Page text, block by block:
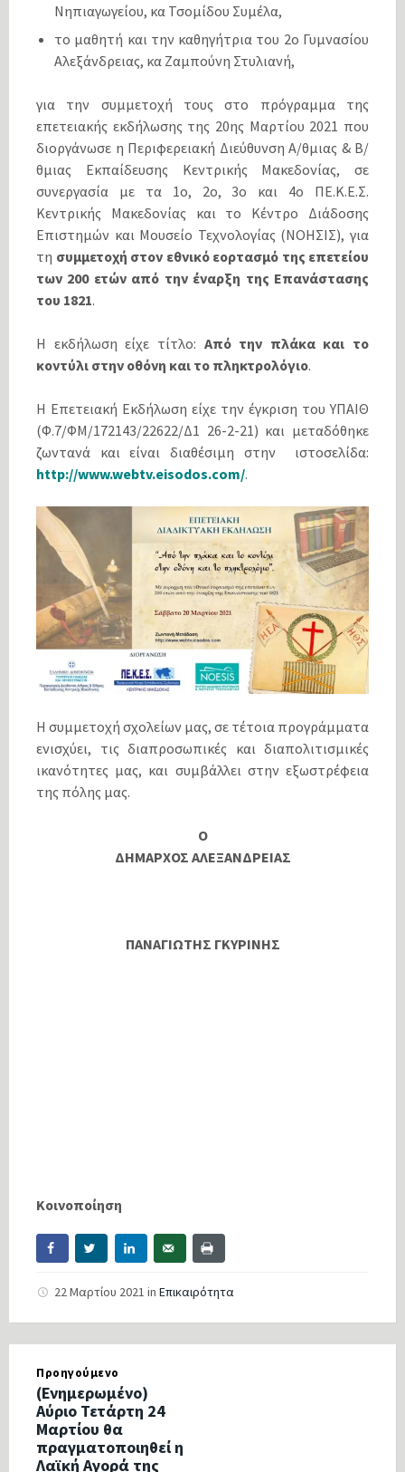
Νηπιαγωγείου, κα Τσομίδου Συμέλα,
το μαθητή και την καθηγήτρια του 2ο Γυμνασίου
Αλεξάνδρειας, κα Ζαμπούνη Στυλιανή,
για την συμμετοχή τους στο πρόγραμμα της
επετειακής εκδήλωσης της 20ης Μαρτίου 2021 που
διοργάνωσε η Περιφερειακή Διεύθυνση Α/θμιας & Β/
θμιας Εκπαίδευσης Κεντρικής Μακεδονίας, σε
συνεργασία με τα 1ο, 2ο, 3ο και 4ο ΠΕ.Κ.Ε.Σ.
Κεντρικής Μακεδονίας και το Κέντρο Διάδοσης
Επιστημών και Μουσείο Τεχνολογίας (ΝΟΗΣΙΣ), για
τη συμμετοχή στον εθνικό εορτασμό της επετείου
των 200 ετών από την έναρξη της Επανάστασης
του 1821.
Η εκδήλωση είχε τίτλο: Από την πλάκα και το
κοντύλι στην οθόνη και το πληκτρολόγιο.
Η Επετειακή Εκδήλωση είχε την έγκριση του ΥΠΑΙΘ
(Φ.7/ΦΜ/172143/22622/Δ1 26-2-21) και μεταδόθηκε
ζωντανά και είναι διαθέσιμη στην ιστοσελίδα:
http://www.webtv.eisodos.com/.
Η συμμετοχή σχολείων μας, σε τέτοια προγράμματα
ενισχύει, τις διαπροσωπικές και διαπολιτισμικές
ικανότητες μας, και συμβάλλει στην εξωστρέφεια
της πόλης μας.
Ο
ΔΗΜΑΡΧΟΣ ΑΛΕΞΑΝΔΡΕΙΑΣ
ΠΑΝΑΓΙΩΤΗΣ ΓΚΥΡΙΝΗΣ
Κοινοποίηση
22 Μαρτίου 2021 in Επικαιρότητα
Προηγούμενο
(Ενημερωμένο)
Αύριο Τετάρτη 24
Μαρτίου θα
πραγματοποιηθεί η
Λαϊκή Αγορά της